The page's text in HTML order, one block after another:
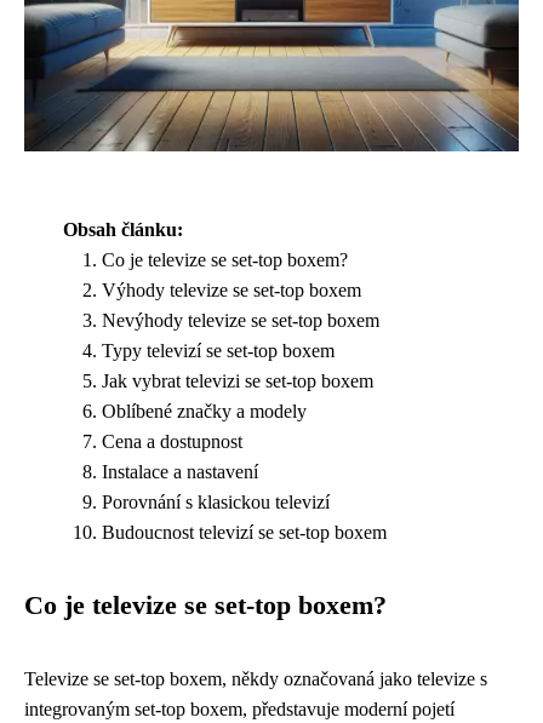
Obsah článku:
Co je televize se set-top boxem?
Výhody televize se set-top boxem
Nevýhody televize se set-top boxem
Typy televizí se set-top boxem
Jak vybrat televizi se set-top boxem
Oblíbené značky a modely
Cena a dostupnost
Instalace a nastavení
Porovnání s klasickou televizí
Budoucnost televizí se set-top boxem
Co je televize se set-top boxem?
Televize se set-top boxem, někdy označovaná jako televize s
integrovaným set-top boxem, představuje moderní pojetí